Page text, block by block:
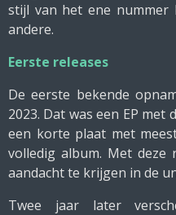
stijl van het ene nummer
andere.
Eerste releases
De eerste bekende
2023. Dat was een EP met
een korte plaat met
volledig album. Met deze
aandacht te krijgen in de
Twee jaar later